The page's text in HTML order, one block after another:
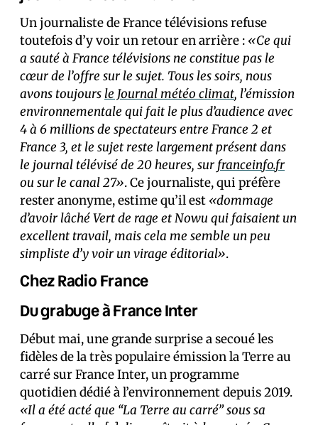
Un journaliste de France télévisions refuse
toutefois d’y voir un retour en arrière : «Ce qui
a sauté à France télévisions ne constitue pas le
cœur de l’offre sur le sujet. Tous les soirs, nous
avons toujours le Journal météo climat, l’émission
environnementale qui fait le plus d’audience avec
4 à 6 millions de spectateurs entre France 2 et
France 3, et le sujet reste largement présent dans
le journal télévisé de 20 heures, sur franceinfo.fr
ou sur le canal 27». Ce journaliste, qui préfère
rester anonyme, estime qu’il est «dommage
d’avoir lâché Vert de rage et Nowu qui faisaient un
excellent travail, mais cela me semble un peu
simpliste d’y voir un virage éditorial».
Chez Radio France
Du grabuge à France Inter
Début mai, une grande surprise a secoué les
fidèles de la très populaire émission la Terre au
carré sur France Inter, un programme
quotidien dédié à l’environnement depuis 2019.
«Il a été acté que “La Terre au carré” sous sa